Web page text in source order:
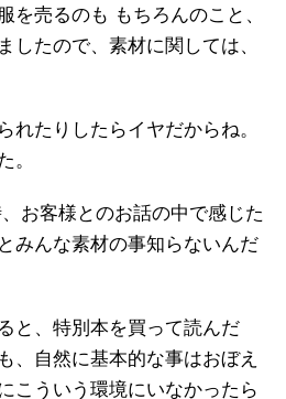
を売るのも もちろんのこと、
したので、素材に関しては、
れたりしたらイヤだからね。
。
お客様とのお話の中で感じた
みんな素材の事知らないんだ
と、特別本を買って読んだ
、自然に基本的な事はおぼえ
こういう環境にいなかったら